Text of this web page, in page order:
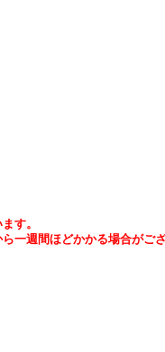
す。
一週間ほどかかる場合がござ